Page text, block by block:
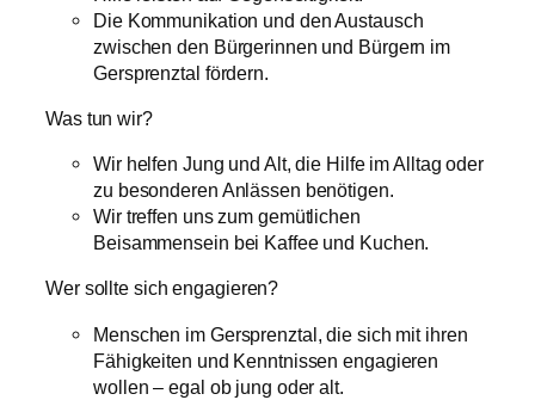
Die Kommunikation und den Austausch
zwischen den Bürgerinnen und Bürgern im
Gersprenztal fördern.
Was tun wir?
Wir helfen Jung und Alt, die Hilfe im Alltag oder
zu besonderen Anlässen benötigen.
Wir treffen uns zum gemütlichen
Beisammensein bei Kaffee und Kuchen.
Wer sollte sich engagieren?
Menschen im Gersprenztal, die sich mit ihren
Fähigkeiten und Kenntnissen engagieren
wollen – egal ob jung oder alt.